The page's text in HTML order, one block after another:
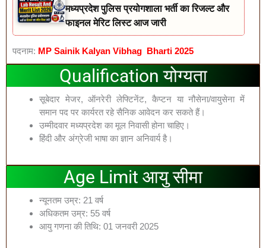
मध्यप्रदेश पुलिस प्रयोगशाला भर्ती का रिजल्ट और
फाइनल मेरिट लिस्ट आज जारी
पदनाम: MP Sainik Kalyan Vibhag Bharti 2025
Qualification योग्यता
सूबेदार मेजर, ऑनरेरी लेफ्टिनेंट, कैप्टन या नौसेना/वायुसेना में
समान पद पर कार्यरत रहे सैनिक आवेदन कर सकते हैं।
उम्मीदवार मध्यप्रदेश का मूल निवासी होना चाहिए।
हिंदी और अंग्रेजी भाषा का ज्ञान अनिवार्य है।
Age Limit आयु सीमा
न्यूनतम उम्र: 21 वर्ष
अधिकतम उम्र: 55 वर्ष
आयु गणना की तिथि: 01 जनवरी 2025